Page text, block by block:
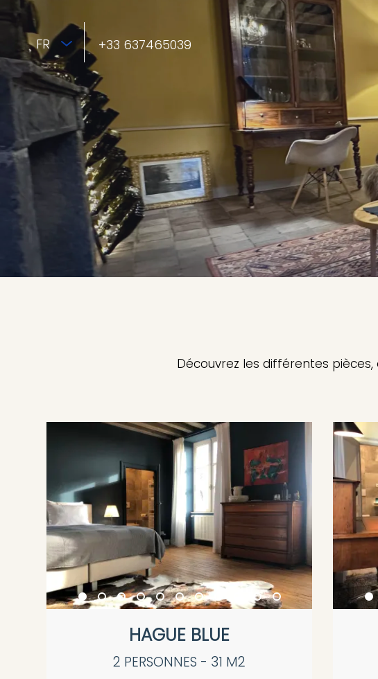
FR +33 637465039
Découvrez les différentes
HAGUE BLUE
2 PERSONNES - 31 M2